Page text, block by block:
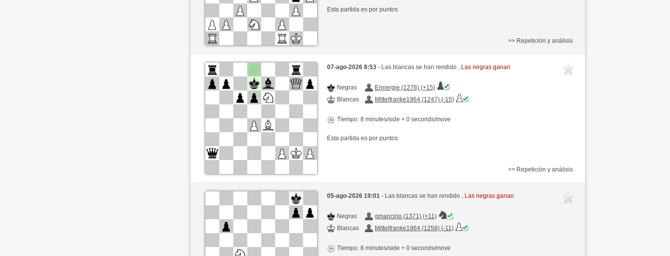
Esta partida es por puntos
>> Repetición y análisis
07-ago-2026 8:53 - Las blancas se han rendido , Las negras ganan
Negras
Ennergie (1276) (+15)
Blancas
Mittelfranke1964 (1247) (-15)
Tiempo: 8 minutes/side + 0 seconds/move
Esta partida es por puntos
>> Repetición y análisis
05-ago-2026 19:01 - Las blancas se han rendido , Las negras ganan
Negras
gmancino (1371) (+11)
Blancas
Mittelfranke1964 (1258) (-11)
Tiempo: 8 minutes/side + 0 seconds/move